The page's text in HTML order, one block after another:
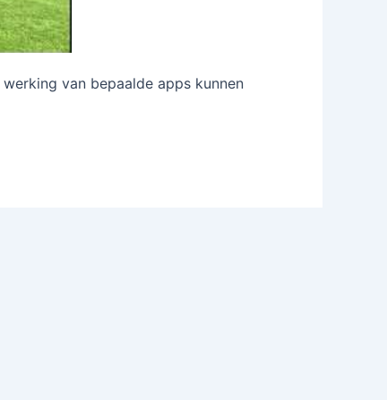
van bepaalde apps kunnen